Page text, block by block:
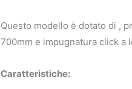
Questo modello è dotato di ,
700mm e impugnatura click a
Caratteristiche: